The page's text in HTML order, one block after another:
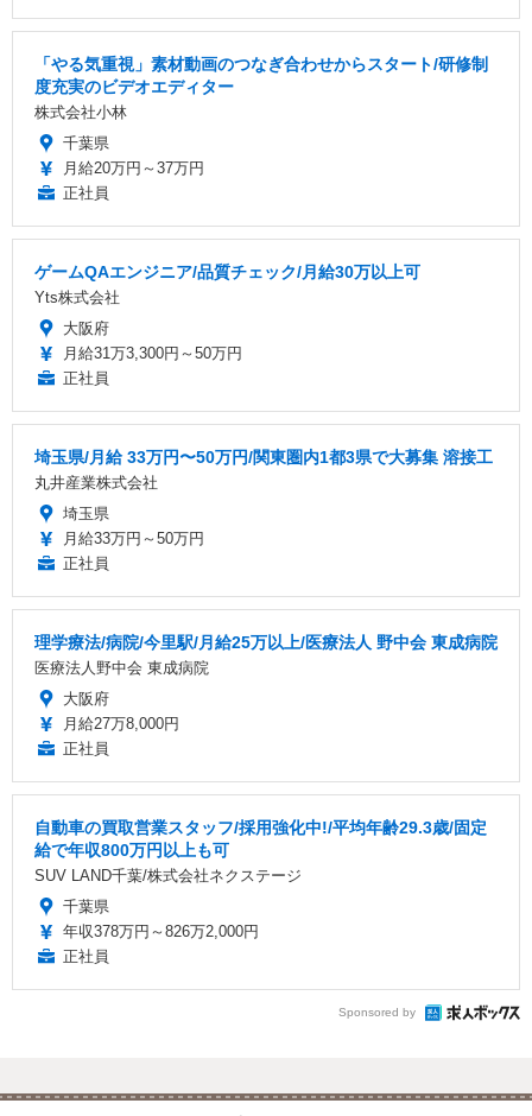
「やる気重視」素材動画のつなぎ合わせからスタート/研修制
度充実のビデオエディター
株式会社小林
千葉県
月給20万円～37万円
正社員
ゲームQAエンジニア/品質チェック/月給30万以上可
Yts株式会社
大阪府
月給31万3,300円～50万円
正社員
埼玉県/月給 33万円〜50万円/関東圏内1都3県で大募集 溶接工
丸井産業株式会社
埼玉県
月給33万円～50万円
正社員
理学療法/病院/今里駅/月給25万以上/医療法人 野中会 東成病院
医療法人野中会 東成病院
大阪府
月給27万8,000円
正社員
自動車の買取営業スタッフ/採用強化中!/平均年齢29.3歳/固定
給で年収800万円以上も可
SUV LAND千葉/株式会社ネクステージ
千葉県
年収378万円～826万2,000円
正社員
Sponsored by